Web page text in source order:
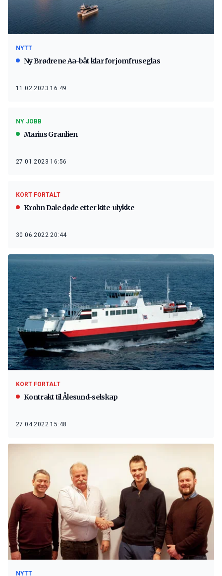
NYTT
Ny Brødrene Aa-båt klar for jomfruseglas
11.02.2023 16:49
NY JOBB
Marius Granlien
27.01.2023 16:56
KORT FORTALT
Krohn Dale døde etter kite-ulykke
30.06.2022 20:44
KORT FORTALT
Kontrakt til Ålesund-selskap
27.04.2022 15:48
NYTT